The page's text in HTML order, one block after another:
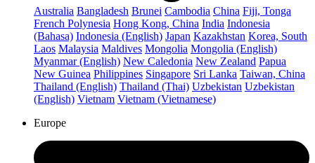
Australia Bangladesh Brunei Cambodia China Fiji, Tonga
French Polynesia Hong Kong, China India Indonesia
(Bahasa) Indonesia (English) Japan Kazakhstan Korea, South
Laos Malaysia Maldives Mongolia Mongolia (English)
Myanmar (English) New Caledonia New Zealand Papua
New Guinea Philippines Singapore Sri Lanka Taiwan, China
Thailand (English) Thailand (Thai) Uzbekistan Uzbekistan
(English) Vietnam Vietnam (Vietnamese)
Europe